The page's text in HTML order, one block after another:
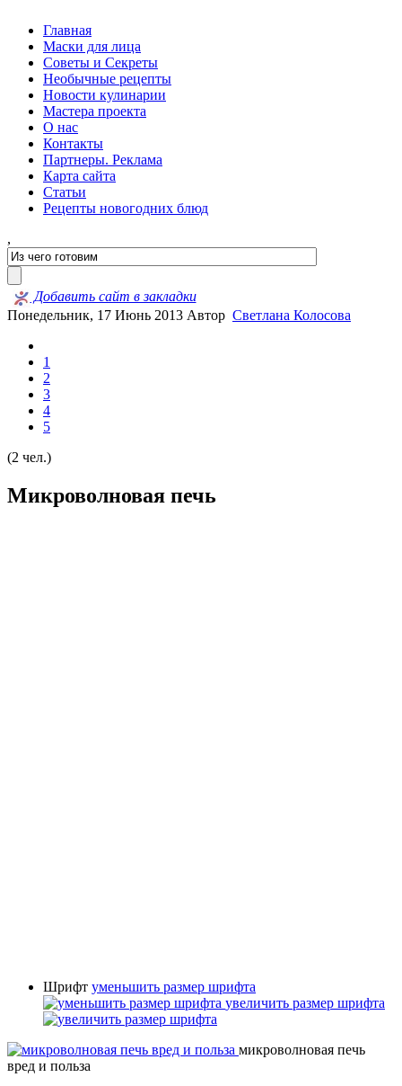
Главная
Маски для лица
Советы и Секреты
Необычные рецепты
Новости кулинарии
Мастера проекта
О нас
Контакты
Партнеры. Реклама
Карта сайта
Статьи
Рецепты новогодних блюд
,
Добавить сайт в закладки
Понедельник, 17 Июнь 2013 Автор Светлана Колосова
1
2
3
4
5
(2 чел.)
Микроволновая печь
Шрифт уменьшить размер шрифта
увеличить размер шрифта
микроволновая печь
вред и польза